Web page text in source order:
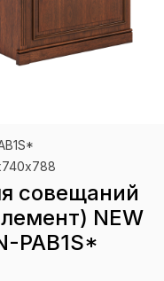
совещаний
NEW
PAB1S*